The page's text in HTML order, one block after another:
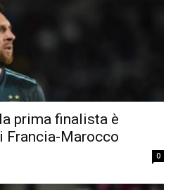
prima finalista è
Francia-Marocco
0